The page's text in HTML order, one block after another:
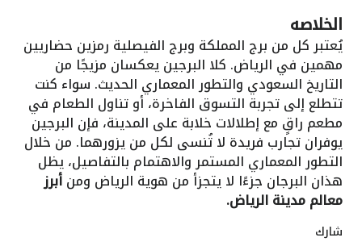
الخلاصه
يُعتبر كل من برج المملكة وبرج الفيصلية رمزين حضاريين
مهمين في الرياض. كلا البرجين يعكسان مزيجًا من
التاريخ السعودي والتطور المعماري الحديث. سواء كنت
تتطلع إلى تجربة التسوق الفاخرة، أو تناول الطعام في
مطعم راقٍ مع إطلالات خلابة على المدينة، فإن البرجين
يوفران تجارب فريدة لا تُنسى لكل من يزورهما. من خلال
التطور المعماري المستمر والاهتمام بالتفاصيل، يظل
هذان البرجان جزءًا لا يتجزأ من هوية الرياض ومنأبرز
معالم مدينة الرياض.
شارك